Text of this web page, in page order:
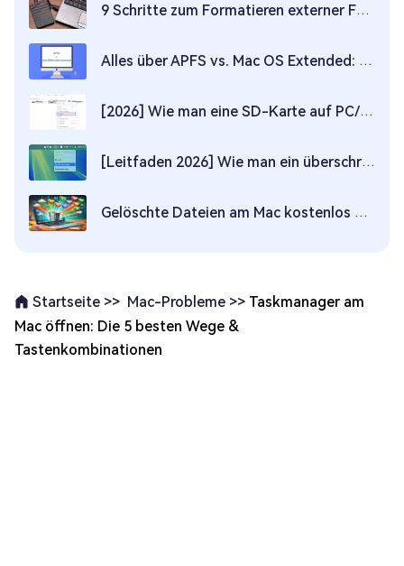
9 Schritte zum Formatieren externer Festplatten für Mac und PC
Alles über APFS vs. Mac OS Extended: Welche wählen Sie?
[2026] Wie man eine SD-Karte auf PC/Mac/Android/Kamera formatiert
[Leitfaden 2026] Wie man ein überschriebenes Word-Dokument auf dem Mac wiederherstellt
Gelöschte Dateien am Mac kostenlos wiederherstellen
Startseite >> Mac-Probleme >> Taskmanager am
Mac öffnen: Die 5 besten Wege &
Tastenkombinationen